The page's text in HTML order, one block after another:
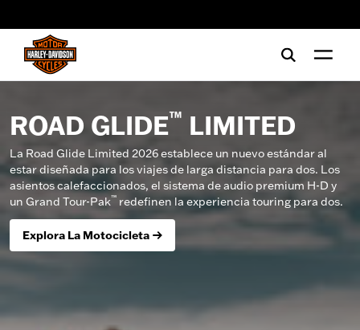
ROAD GLIDE™ LIMITED
La Road Glide Limited 2026 establece un nuevo estándar al
estar diseñada para los viajes de larga distancia para dos. Los
asientos calefaccionados, el sistema de audio premium H-D y
un Grand Tour-Pak™ redefinen la experiencia touring para dos.
Explora La Motocicleta